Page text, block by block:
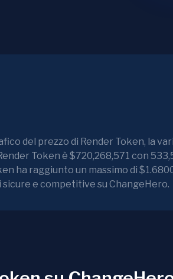
del prezzo di Render Token, la
Token è $720,268,571 con
ha raggiunto un massimo di
e competitive su ChangeHero.